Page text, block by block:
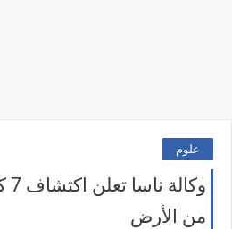
علوم
من الأرض